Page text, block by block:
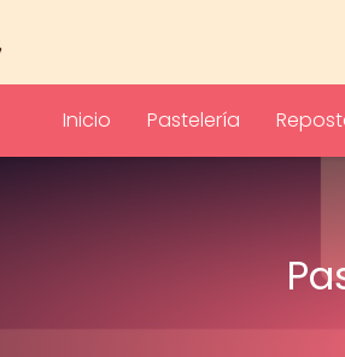
Inicio Pastelería